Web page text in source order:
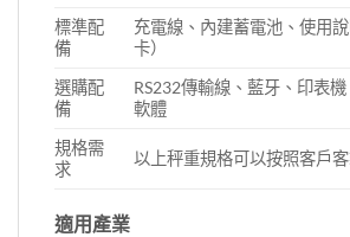
標準配
備
充電線、內建蓄電池、使用
卡）
選購配
備
RS232傳輸線、藍牙、印表
軟體
規格需
求
以上秤重規格可以按照客戶
適用產業